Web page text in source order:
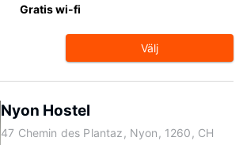
Gratis wi-fi
Välj
Nyon Hostel
47 Chemin des Plantaz, Nyon, 1260, CH